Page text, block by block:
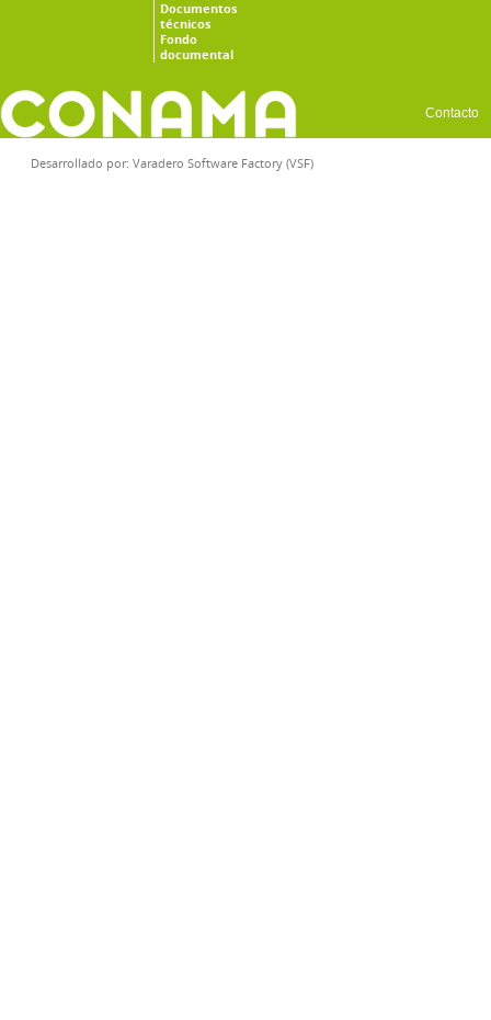
Documentos
técnicos
Fondo
documental
Contacto
Desarrollado por: Varadero Software Factory (VSF)